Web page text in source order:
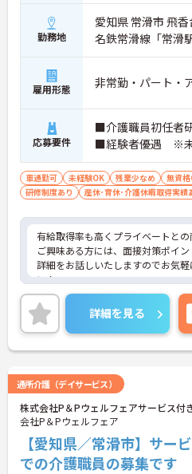
勤務地
愛知県 常滑市 飛
名鉄常滑線「常滑
雇用形態 非常勤・パート・
応募要件
■介護職員初任者
■経験者優遇 ※未
車通勤可 未経験OK 残業少なめ 無資
研修制度あり
産休･育休･介護休暇取得実績
有給取得率も高くプライベートと
ご興味ある方には、面接対策ポイン
詳細をお話しいたしますのでお気
い！
詳細を見る
通所介護（デイサービス）
株式会社P＆Pウェルフェアサービス付
会社P＆Pウェルフェア
【愛知県／常滑市】サー
での介護職員の募集です